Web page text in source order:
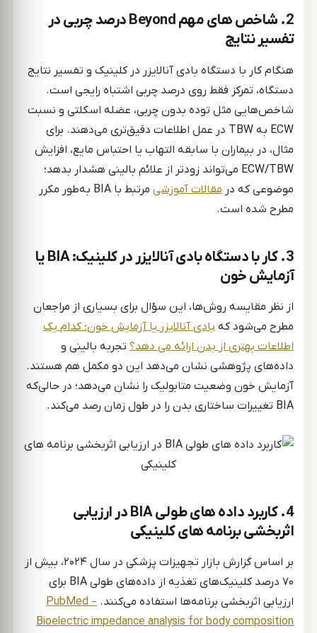
2. شاخص‌ های مهم Beyond درصد چربی در
تفسیر نتایج
هنگام کار با دستگاه بادی آنالایزر در کلینیک و تفسیر نتایج
دستگاه، تمرکز فقط روی درصد چربی اشتباه رایجی است.
شاخص‌هایی مثل توده بدون چربی، عضله اسکلتی و نسبت
ECW به TBW در عمل اطلاعات دقیق‌تری می‌دهند. برای
مثال، در بیماران با سابقه التهاب یا احتباس مایع، افزایش
ECW/TBW می‌تواند زودتر از علائم بالینی هشدار بدهد؛
موضوعی که در مقالات آموزشی
مرتبط با BIA به‌طور مکرر
مطرح شده است.
3. کار با دستگاه بادی آنالایزر در کلینیک: BIA یا
آزمایش خون
از نظر مقایسه روش‌ها، این سؤال برای بسیاری از مراجعان
مطرح می‌شود که بادی آنالایزر یا آزمایش خون؛کدام یک
اطلاعات بهتری از بدن ارائه می دهد؟تجربه بالینی و
داده‌های پژوهشی نشان می‌دهد این دو مکمل هم هستند.
آزمایش خون وضعیت متابولیک را نشان می‌دهد؛ در حالی‌که
BIA تغییرات ساختاری بدن را در طول زمان رصد می‌کند.
4. کاربرد داده ‌های طولی BIA در ارزیابی
اثربخشی برنامه‌ های کلینیکی
بر اساس گزارش بازار تجهیزات پزشکی در سال ۲۰۲۴، بیش از
۷۰ درصد کلینیک‌های تغذیه از داده‌های طولی BIA برای
ارزیابی اثربخشی برنامه‌ها استفاده می‌کنند.PubMed –
Bioelectric impedance analysis for body composition